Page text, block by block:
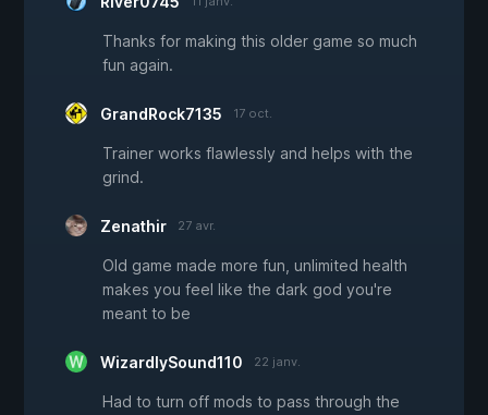
Thanks for making this older game so much
fun again.
GrandRock7135 17 oct.
Trainer works flawlessly and helps with the
grind.
Zenathir 27 avr.
Old game made more fun, unlimited health
makes you feel like the dark god you're
meant to be
WizardlySound110 22 janv.
Had to turn off mods to pass through the